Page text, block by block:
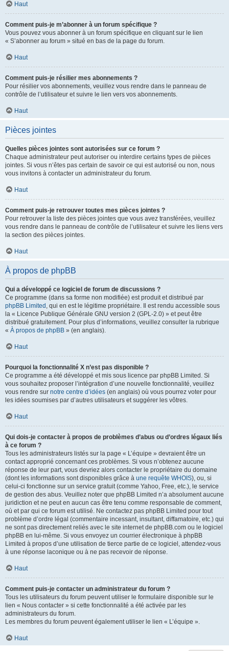
Haut
Comment puis-je m’abonner à un forum spécifique ?
Vous pouvez vous abonner à un forum spécifique en cliquant sur le lien
« S’abonner au forum » situé en bas de la page du forum.
Haut
Comment puis-je résilier mes abonnements ?
Pour résilier vos abonnements, veuillez vous rendre dans le panneau de
contrôle de l’utilisateur et suivre le lien vers vos abonnements.
Haut
Pièces jointes
Quelles pièces jointes sont autorisées sur ce forum ?
Chaque administrateur peut autoriser ou interdire certains types de pièces
jointes. Si vous n’êtes pas certain de savoir ce qui est autorisé ou non, nous
vous invitons à contacter un administrateur du forum.
Haut
Comment puis-je retrouver toutes mes pièces jointes ?
Pour retrouver la liste des pièces jointes que vous avez transférées, veuillez
vous rendre dans le panneau de contrôle de l’utilisateur et suivre les liens vers
la section des pièces jointes.
Haut
À propos de phpBB
Qui a développé ce logiciel de forum de discussions ?
Ce programme (dans sa forme non modifiée) est produit et distribué par
phpBB Limited , qui en est le légitime propriétaire. Il est rendu accessible sous
la « Licence Publique Générale GNU version 2 (GPL-2.0) » et peut être
distribué gratuitement. Pour plus d’informations, veuillez consulter la rubrique
« À propos de phpBB » (en anglais).
Haut
Pourquoi la fonctionnalité X n’est pas disponible ?
Ce programme a été développé et mis sous licence par phpBB Limited. Si
vous souhaitez proposer l’intégration d’une nouvelle fonctionnalité, veuillez
vous rendre sur notre centre d’idées (en anglais) où vous pourrez voter pour
les idées soumises par d’autres utilisateurs et suggérer les vôtres.
Haut
Qui dois-je contacter à propos de problèmes d’abus ou d’ordres légaux liés
à ce forum ?
Tous les administrateurs listés sur la page « L’équipe » devraient être un
contact approprié concernant ces problèmes. Si vous n’obtenez aucune
réponse de leur part, vous devriez alors contacter le propriétaire du domaine
(dont les informations sont disponibles grâce à une requête WHOIS), ou, si
celui-ci fonctionne sur un service gratuit (comme Yahoo, Free, etc.), le service
de gestion des abus. Veuillez noter que phpBB Limited n’a absolument aucune
juridiction et ne peut en aucun cas être tenu comme responsable de comment,
où et par qui ce forum est utilisé. Ne contactez pas phpBB Limited pour tout
problème d’ordre légal (commentaire incessant, insultant, diffamatoire, etc.) qui
ne sont pas directement reliés avec le site internet de phpBB.com ou le logiciel
phpBB en lui-même. Si vous envoyez un courrier électronique à phpBB
Limited à propos d’une utilisation de tierce partie de ce logiciel, attendez-vous
à une réponse laconique ou à ne pas recevoir de réponse.
Haut
Comment puis-je contacter un administrateur du forum ?
Tous les utilisateurs du forum peuvent utiliser le formulaire disponible sur le
lien « Nous contacter » si cette fonctionnalité a été activée par les
administrateurs du forum.
Les membres du forum peuvent également utiliser le lien « L’équipe ».
Haut